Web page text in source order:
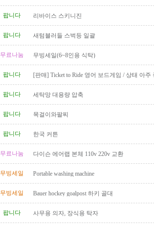
팝니다 리바이스 스키니진
팝니다 새텀블러들 스벅등 일괄
무료나눔 무빙세일(6~8인용 식탁)
팝니다
[판매] Ticket to Ride 영어 보드게임 / 상태 아주
팝니다
세탁망 대용량 압축
팝니다 목걸이와팔찌
팝니다 한국 커튼
무료나눔 다이슨 에어랩 본체 110v 220v 교환
무빙세일 Portable washing machine
무빙세일 Bauer hockey goalpost 하키 골대
팝니다 사무용 의자, 장식용 탁자